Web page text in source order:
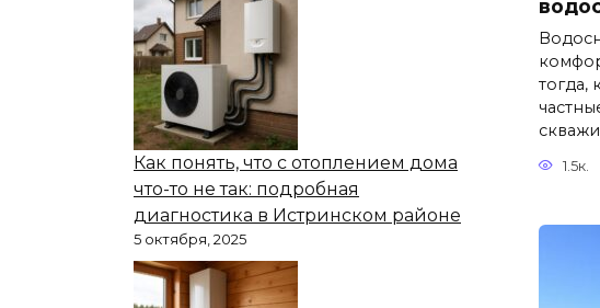
тогда,
1.5к.
Как понять, что с отоплением дома
что-то не так: подробная
диагностика в Истринском районе
5 октября, 2025